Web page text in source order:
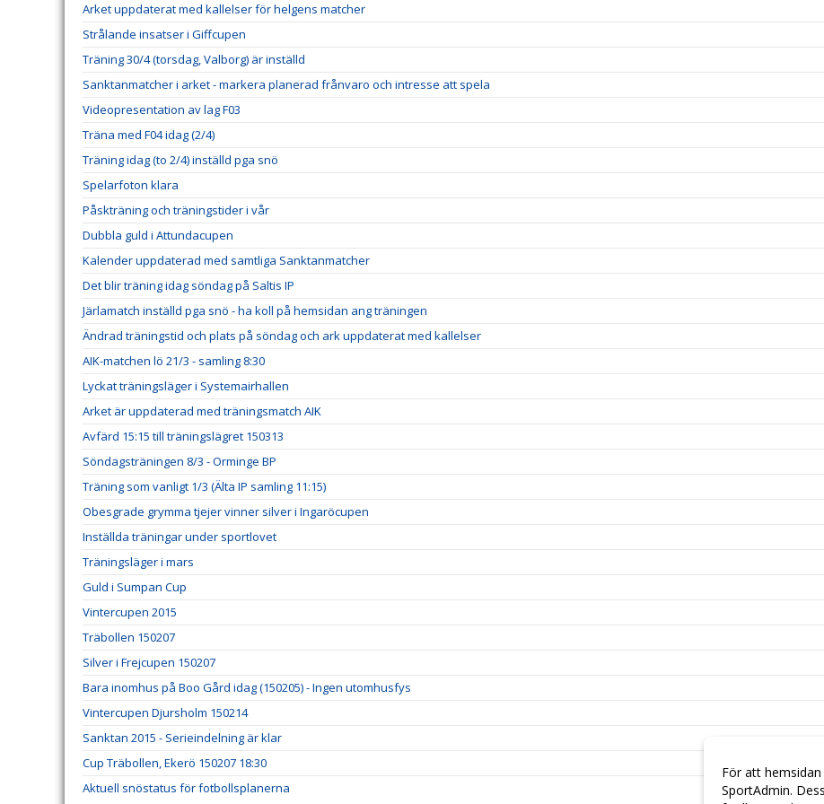
Arket uppdaterat med kallelser för helgens matcher
Strålande insatser i Giffcupen
Träning 30/4 (torsdag, Valborg) är inställd
Sanktanmatcher i arket - markera planerad frånvaro och intresse att spela
Videopresentation av lag F03
Träna med F04 idag (2/4)
Träning idag (to 2/4) inställd pga snö
Spelarfoton klara
Påskträning och träningstider i vår
Dubbla guld i Attundacupen
Kalender uppdaterad med samtliga Sanktanmatcher
Det blir träning idag söndag på Saltis IP
Järlamatch inställd pga snö - ha koll på hemsidan ang träningen
Ändrad träningstid och plats på söndag och ark uppdaterat med kallelser
AIK-matchen lö 21/3 - samling 8:30
Lyckat träningsläger i Systemairhallen
Arket är uppdaterad med träningsmatch AIK
Avfärd 15:15 till träningslägret 150313
Söndagsträningen 8/3 - Orminge BP
Träning som vanligt 1/3 (Älta IP samling 11:15)
Obesgrade grymma tjejer vinner silver i Ingaröcupen
Inställda träningar under sportlovet
Träningsläger i mars
Guld i Sumpan Cup
Vintercupen 2015
Träbollen 150207
Silver i Frejcupen 150207
Bara inomhus på Boo Gård idag (150205) - Ingen utomhusfys
Vintercupen Djursholm 150214
Sanktan 2015 - Serieindelning är klar
Cup Träbollen, Ekerö 150207 18:30
Aktuell snöstatus för fotbollsplanerna
För att
SportAdmin.